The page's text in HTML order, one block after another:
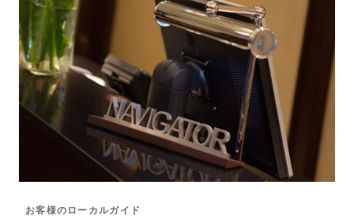
お客様のローカルガイド